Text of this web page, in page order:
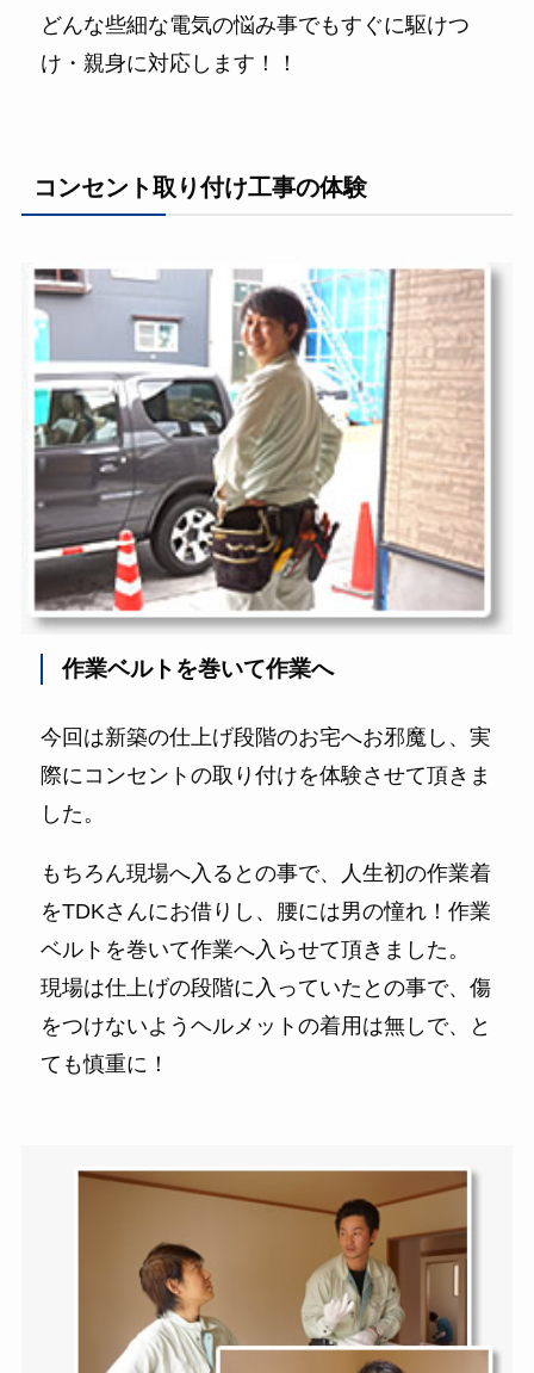
どんな些細な電気の悩み事でもすぐに駆けつ
け・親身に対応します！！
コンセント取り付け工事の体験
作業ベルトを巻いて作業へ
今回は新築の仕上げ段階のお宅へお邪魔し、実
際にコンセントの取り付けを体験させて頂きま
した。
もちろん現場へ入るとの事で、人生初の作業着
をTDKさんにお借りし、腰には男の憧れ！作業
ベルトを巻いて作業へ入らせて頂きました。
現場は仕上げの段階に入っていたとの事で、傷
をつけないようヘルメットの着用は無しで、と
ても慎重に！